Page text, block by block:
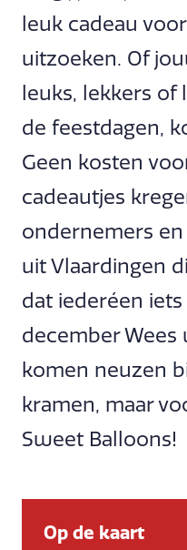
leuk cadeau
uitzoeken. Of
leuks, lekkers of
de feestdagen,
Geen kosten
cadeautjes
ondernemers
uit Vlaardingen
dat iederéen
december
komen neuzen
kramen, maar
Sweet Balloons!
Op de kaart